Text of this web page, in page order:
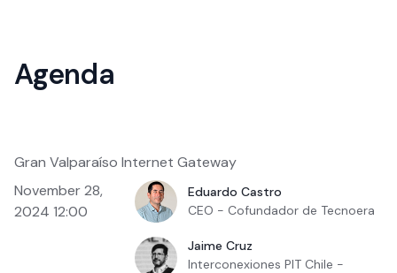
Agenda
Gran Valparaíso Internet Gateway
November 28,
2024 12:00
Eduardo Castro
CEO - Cofundador de Tecnoera
Jaime Cruz
Interconexiones PIT Chile -